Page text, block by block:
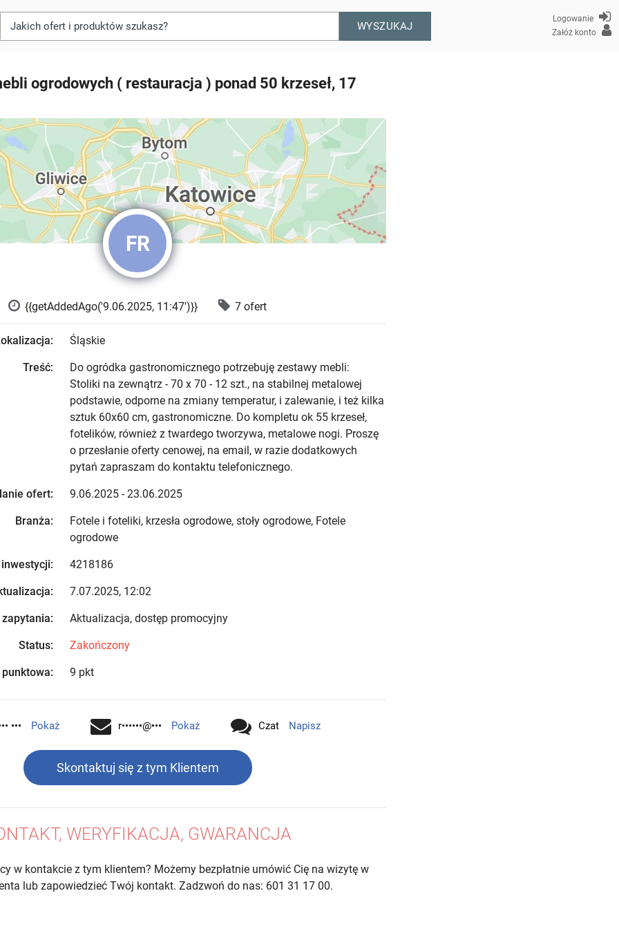
WYSZUKAJ
Logowanie
Załóż konto
ogrodowych ( restauracja ) ponad 50 krzeseł, 17
FR
{{getAddedAgo('9.06.2025, 11:47')}} 7 ofert
Śląskie
Treść:
Do ogródka gastronomicznego potrzebuję zestawy mebli:
Stoliki na zewnątrz - 70 x 70 - 12 szt., na stabilnej metalowej
podstawie, odporne na zmiany temperatur, i zalewanie, i też kilka
sztuk 60x60 cm, gastronomiczne. Do kompletu ok 55 krzeseł,
fotelików, również z twardego tworzywa, metalowe nogi. Proszę
o przesłanie oferty cenowej, na email, w razie dodatkowych
pytań zapraszam do kontaktu telefonicznego.
ofert: 9.06.2025 - 23.06.2025
Branża:
Fotele i foteliki, krzesła ogrodowe, stoły ogrodowe, Fotele
ogrodowe
inwestycji: 4218186
7.07.2025, 12:02
Aktualizacja, dostęp promocyjny
Status: Zakończony
9 pkt
••• Pokaż r••••••@••• Pokaż Czat Napisz
Skontaktuj się z tym Klientem
WERYFIKACJA, GWARANCJA
w kontakcie z tym klientem? Możemy bezpłatnie umówić Cię na wizytę w
lub zapowiedzieć Twój kontakt. Zadzwoń do nas: 601 31 17 00.